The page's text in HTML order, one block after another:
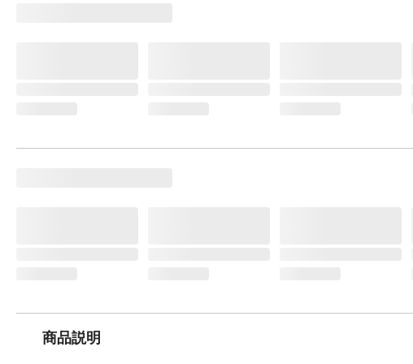
商品説明